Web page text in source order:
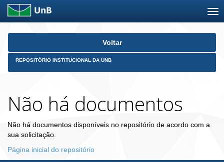
Skip
Voltar
REPOSITÓRIO INSTITUCIONAL DA UNB
Não há documentos
Não há documentos disponíveis no repositório de acordo com a
sua solicitação.
Página inicial do repositório